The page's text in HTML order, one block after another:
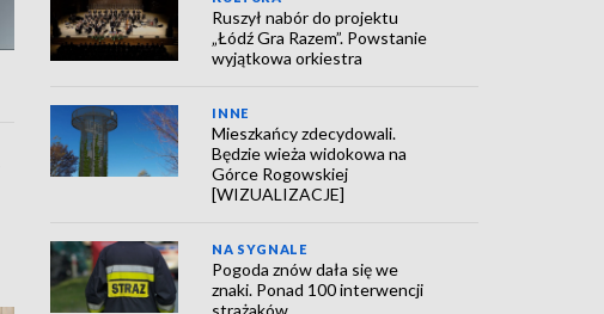
Ruszył nabór do projektu
„Łódź Gra Razem”. Powstanie
wyjątkowa orkiestra
INNE
Mieszkańcy zdecydowali.
Będzie wieża widokowa na
Górce Rogowskiej
[WIZUALIZACJE]
NA SYGNALE
Pogoda znów dała się we
znaki. Ponad 100 interwencji
strażaków